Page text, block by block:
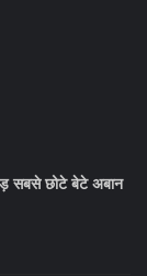
सबसे छोटे बेटे अबान